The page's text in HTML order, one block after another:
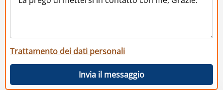
Trattamento dei dati personali
Invia il messaggio